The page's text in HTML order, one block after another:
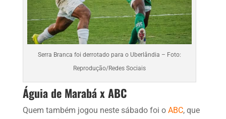
Serra Branca foi derrotado para o Uberlândia – Foto:
Reprodução/Redes Sociais
Águia de Marabá x ABC
Quem também jogou neste sábado foi o ABC, que